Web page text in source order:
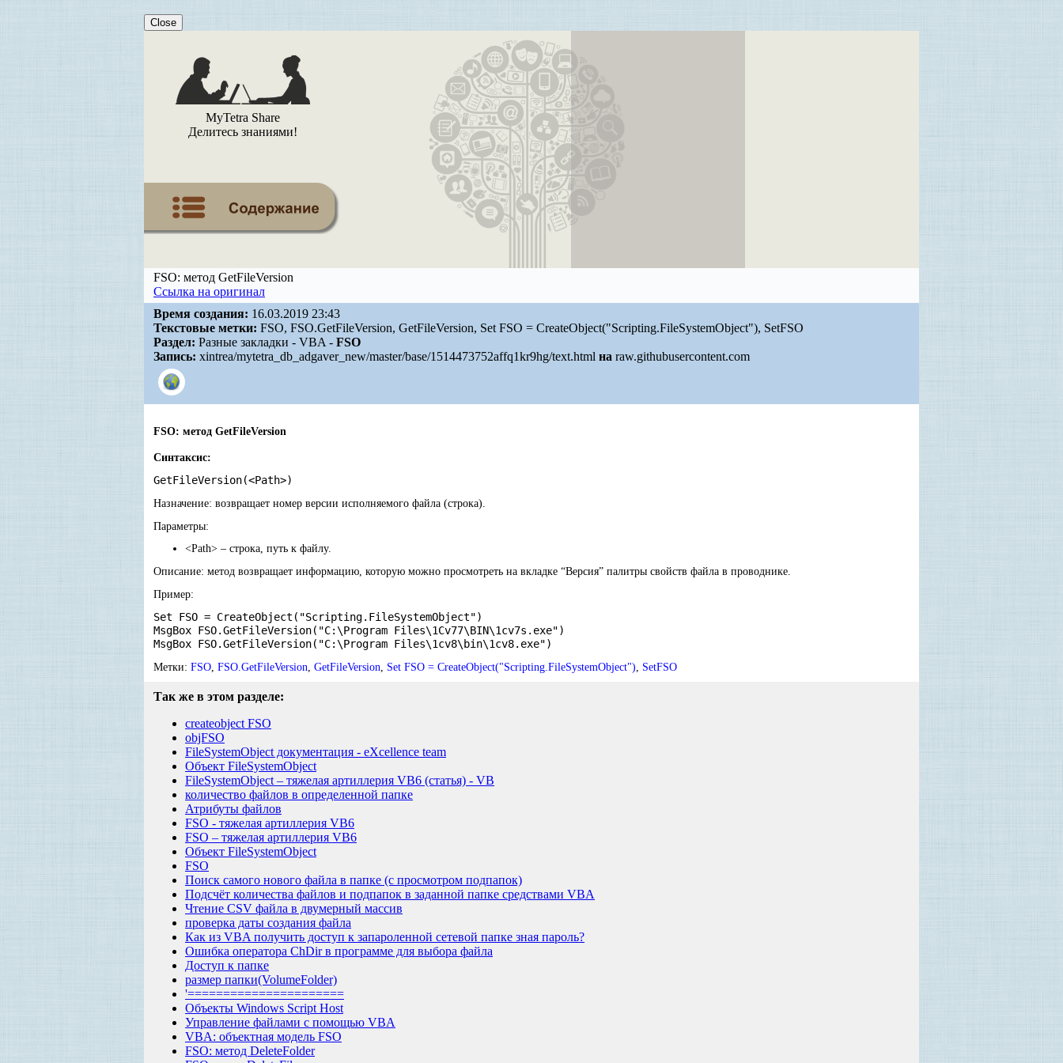
Close
MyTetra Share
Делитесь знаниями!
FSO: метод GetFileVersion
Ссылка на оригинал
Время создания: 16.03.2019 23:43
Текстовые метки: FSO, FSO.GetFileVersion, GetFileVersion, Set FSO = CreateObject("Scripting.FileSystemObject"), SetFSO
Раздел: Разные закладки - VBA - FSO
Запись: xintrea/mytetra_db_adgaver_new/master/base/1514473752affq1kr9hg/text.html на raw.githubusercontent.com
FSO: метод GetFileVersion
Синтаксис:
GetFileVersion(<Path>)
Назначение: возвращает номер версии исполняемого файла (строка).
Параметры:
<Path> – строка, путь к файлу.
Описание: метод возвращает информацию, которую можно просмотреть на вкладке “Версия” палитры свойств файла в проводнике.
Пример:
Set FSO = CreateObject("Scripting.FileSystemObject")
MsgBox FSO.GetFileVersion("C:\Program Files\1Cv77\BIN\1cv7s.exe")
MsgBox FSO.GetFileVersion("C:\Program Files\1cv8\bin\1cv8.exe")
Метки: FSO, FSO.GetFileVersion, GetFileVersion, Set FSO = CreateObject("Scripting.FileSystemObject"), SetFSO
Так же в этом разделе:
createobject FSO
objFSO
FileSystemObject документация - eXcellence team
Объект FileSystemObject
FileSystemObject – тяжелая артиллерия VB6 (статья) - VB
количество файлов в определенной папке
Атрибуты файлов
FSO - тяжелая артиллерия VB6
FSO – тяжелая артиллерия VB6
Объект FileSystemObject
FSO
Поиск самого нового файла в папке (с просмотром подпапок)
Подсчёт количества файлов и подпапок в заданной папке средствами VBA
Чтение CSV файла в двумерный массив
проверка даты создания файла
Как из VBA получить доступ к запароленной сетевой папке зная пароль?
Ошибка оператора ChDir в программе для выбора файла
Доступ к папке
размер папки(VolumeFolder)
'======================
Объекты Windows Script Host
Управление файлами с помощью VBA
VBA: объектная модель FSO
FSO: метод DeleteFolder